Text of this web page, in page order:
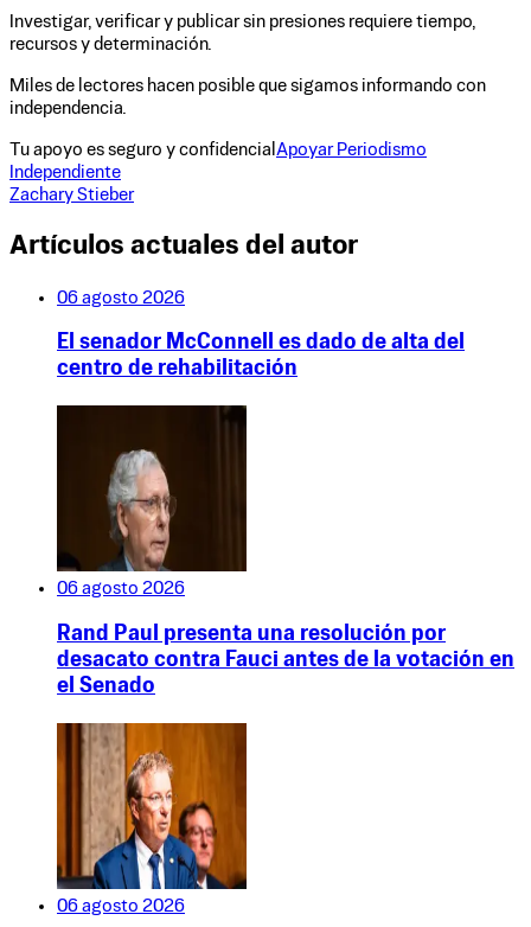
Investigar, verificar y publicar sin presiones requiere tiempo,
recursos y determinación.
Miles de lectores hacen posible que sigamos informando con
independencia.
Tu apoyo es seguro y confidencial Apoyar Periodismo
Independiente
Zachary Stieber
Artículos actuales del autor
06 agosto 2026
El senador McConnell es dado de alta del
centro de rehabilitación
06 agosto 2026
Rand Paul presenta una resolución por
desacato contra Fauci antes de la votación en
el Senado
06 agosto 2026